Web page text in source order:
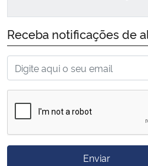
Receba notificações de
Enviar